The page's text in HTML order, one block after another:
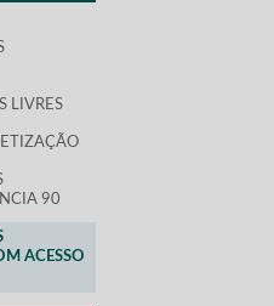
LIVRES
90
ACESSO